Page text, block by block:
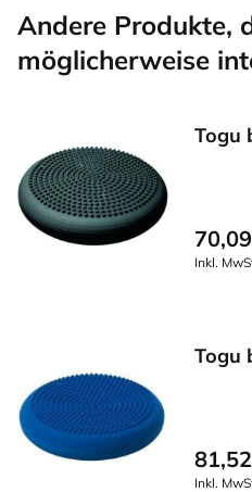
Andere Produkte,
möglicherweise
Togu
70,09
Inkl.
Togu
81,52
Inkl.